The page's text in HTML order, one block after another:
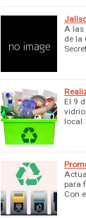
A las
de la
El 9
local.
para
Con